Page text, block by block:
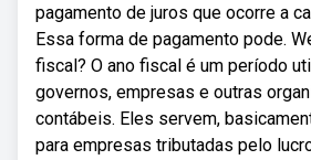
pagamento de juros que ocorre a
Essa forma de pagamento pode.
fiscal? O ano fiscal é um período
governos, empresas e outras
contábeis. Eles servem,
para empresas tributadas pelo